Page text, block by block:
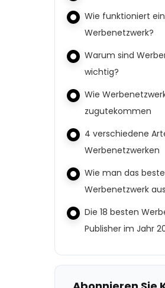
Wie funktioniert ein
Werbenetzwerk?
Warum sind
wichtig?
Wie
zugutekommen
4 verschiedene
Werbenetzwerken
Wie man das beste
Werbenetzwerk
Die 18 besten
Publisher im Jahr